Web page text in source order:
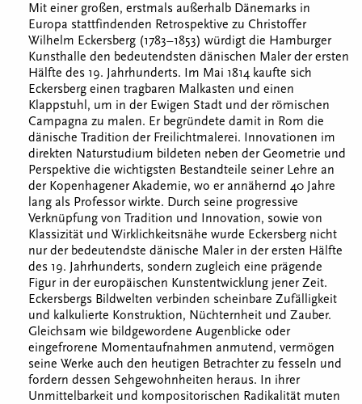
Mit einer großen, erstmals außerhalb Dänemarks in
Europa stattfindenden Retrospektive zu Christoffer
Wilhelm Eckersberg (1783–1853) würdigt die Hamburger
Kunsthalle den bedeutendsten dänischen Maler der ersten
Hälfte des 19. Jahrhunderts. Im Mai 1814 kaufte sich
Eckersberg einen tragbaren Malkasten und einen
Klappstuhl, um in der Ewigen Stadt und der römischen
Campagna zu malen. Er begründete damit in Rom die
dänische Tradition der Freilichtmalerei. Innovationen im
direkten Naturstudium bildeten neben der Geometrie und
Perspektive die wichtigsten Bestandteile seiner Lehre an
der Kopenhagener Akademie, wo er annähernd 40 Jahre
lang als Professor wirkte. Durch seine progressive
Verknüpfung von Tradition und Innovation, sowie von
Klassizität und Wirklichkeitsnähe wurde Eckersberg nicht
nur der bedeutendste dänische Maler in der ersten Hälfte
des 19. Jahrhunderts, sondern zugleich eine prägende
Figur in der europäischen Kunstentwicklung jener Zeit.
Eckersbergs Bildwelten verbinden scheinbare Zufälligkeit
und kalkulierte Konstruktion, Nüchternheit und Zauber.
Gleichsam wie bildgewordene Augenblicke oder
eingefrorene Momentaufnahmen anmutend, vermögen
seine Werke auch den heutigen Betrachter zu fesseln und
fordern dessen Sehgewohnheiten heraus. In ihrer
Unmittelbarkeit und kompositorischen Radikalität muten